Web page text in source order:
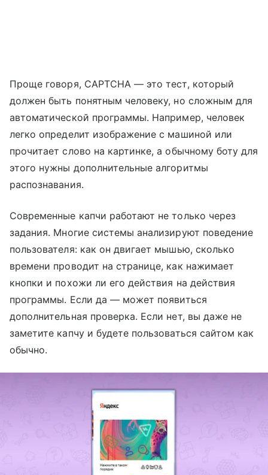
Проще говоря, CAPTCHA — это тест, который
должен быть понятным человеку, но сложным для
автоматической программы. Например, человек
легко определит изображение с машиной или
прочитает слово на картинке, а обычному боту для
этого нужны дополнительные алгоритмы
распознавания.
Современные капчи работают не только через
задания. Многие системы анализируют поведение
пользователя: как он двигает мышью, сколько
времени проводит на странице, как нажимает
кнопки и похожи ли его действия на действия
программы. Если да — может появиться
дополнительная проверка. Если нет, вы даже не
заметите капчу и будете пользоваться сайтом как
обычно.